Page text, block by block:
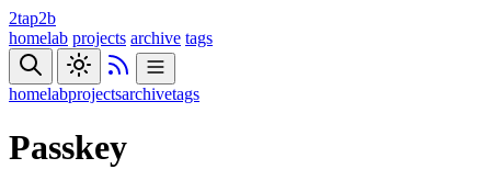
2tap2b
homelab projects archive tags
homelabprojectsarchivetags
Passkey